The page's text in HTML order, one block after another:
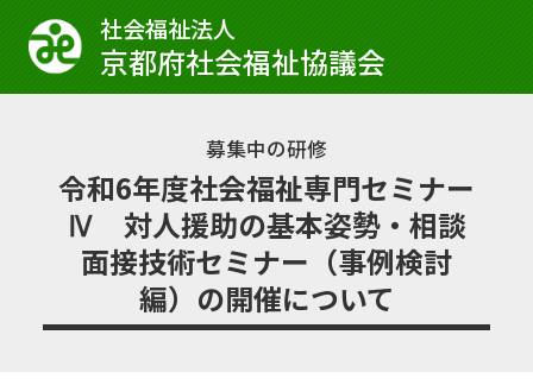
社会福祉法⼈
京都府社会福祉協議会
募集中の研修
令和6年度社会福祉専門セミナー
Ⅳ 対人援助の基本姿勢・相談
面接技術セミナー（事例検討
編）の開催について